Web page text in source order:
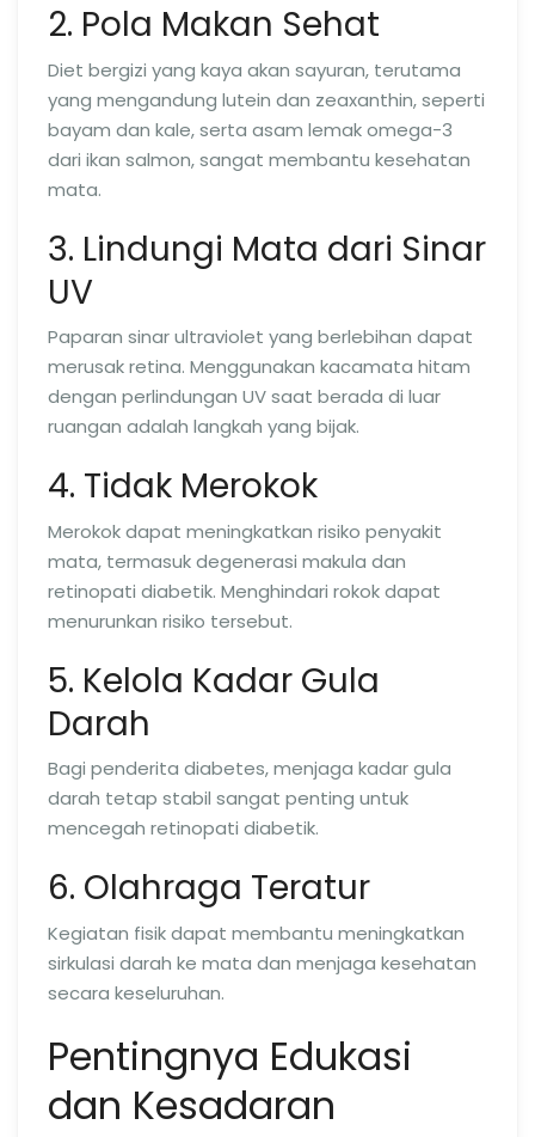
2. Pola Makan Sehat
Diet bergizi yang kaya akan sayuran, terutama
yang mengandung lutein dan zeaxanthin, seperti
bayam dan kale, serta asam lemak omega-3
dari ikan salmon, sangat membantu kesehatan
mata.
3. Lindungi Mata dari Sinar
UV
Paparan sinar ultraviolet yang berlebihan dapat
merusak retina. Menggunakan kacamata hitam
dengan perlindungan UV saat berada di luar
ruangan adalah langkah yang bijak.
4. Tidak Merokok
Merokok dapat meningkatkan risiko penyakit
mata, termasuk degenerasi makula dan
retinopati diabetik. Menghindari rokok dapat
menurunkan risiko tersebut.
5. Kelola Kadar Gula
Darah
Bagi penderita diabetes, menjaga kadar gula
darah tetap stabil sangat penting untuk
mencegah retinopati diabetik.
6. Olahraga Teratur
Kegiatan fisik dapat membantu meningkatkan
sirkulasi darah ke mata dan menjaga kesehatan
secara keseluruhan.
Pentingnya Edukasi
dan Kesadaran